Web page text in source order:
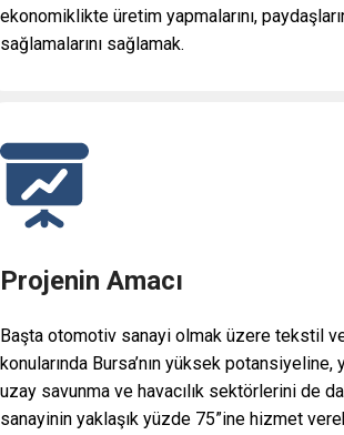
ekonomiklikte üretim yapmalarını,
sağlamalarını sağlamak.
Projenin Amacı
Başta otomotiv sanayi olmak üzere tekstil
konularında Bursa’nın yüksek potansiyeline,
uzay savunma ve havacılık sektörlerini de
sanayinin yaklaşık yüzde 75”ine hizmet